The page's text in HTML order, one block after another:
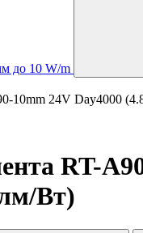
до 10 W/m
10mm 24V Day4000
RT-
Вт)